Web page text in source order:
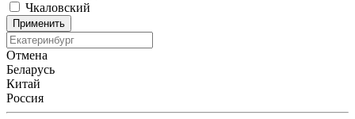
Чкаловский
Применить
Отмена
Беларусь
Китай
Россия